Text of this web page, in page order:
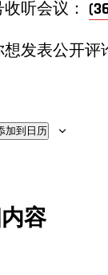
收听会议：
想发表公开评
加到日历
容